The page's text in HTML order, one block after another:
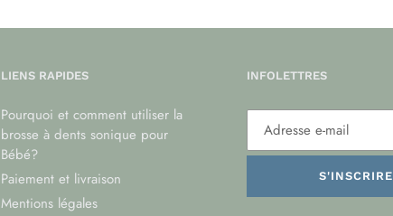
LIENS RAPIDES
Pourquoi et comment utiliser la
brosse à dents sonique pour
Bébé?
Paiement et livraison
Mentions légales
INFOLETTRES
S'INSCRIRE